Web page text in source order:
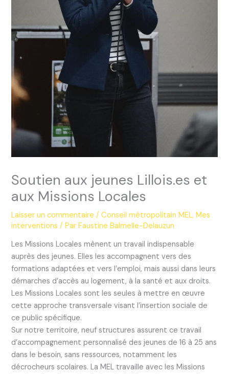
Soutien aux jeunes Lillois.es et
aux Missions Locales
Laisser un commentaire /Conseil métropolitain MEL,Mes
interventions / ParFaustine Balmelle-Delauzun
Les Missions Locales mènent un travail indispensable
auprès des jeunes. Elles les accompagnent vers des
formations adaptées et vers l’emploi, mais aussi dans leurs
démarches d’accès au logement, à la santé et aux droits.
Les Missions Locales sont les seules à mettre en œuvre
cette approche transversale visant l’insertion sociale de
ce public spécifique.
Sur notre territoire, neuf structures assurent ce travail
d’accompagnement personnalisé des jeunes de 16 à 25 ans
dans le besoin, sans ressources, notamment les
décrocheurs scolaires. La MEL travaille avec les Missions